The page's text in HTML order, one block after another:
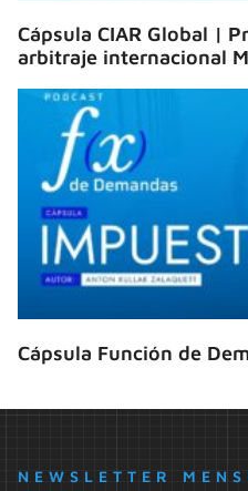
Cápsula CIAR Global |
arbitraje internacional
Cápsula Función de
NEWSLETTER